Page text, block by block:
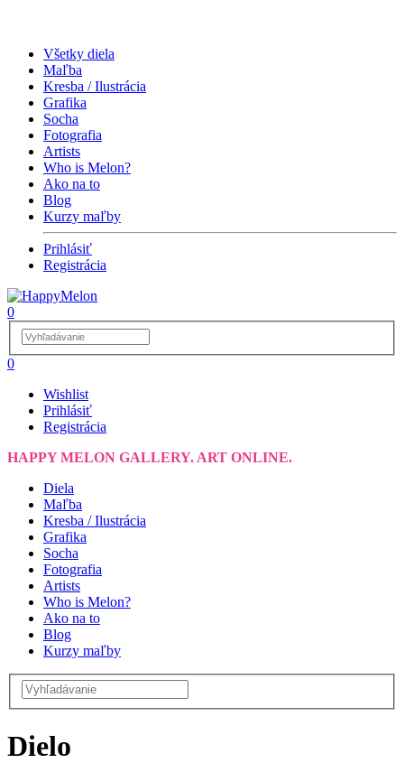
Všetky diela
Maľba
Kresba / Ilustrácia
Grafika
Socha
Fotografia
Artists
Who is Melon?
Ako na to
Blog
Kurzy maľby
Prihlásiť
Registrácia
0
0
Wishlist
Prihlásiť
Registrácia
HAPPY MELON GALLERY. ART ONLINE.
Diela
Maľba
Kresba / Ilustrácia
Grafika
Socha
Fotografia
Artists
Who is Melon?
Ako na to
Blog
Kurzy maľby
Dielo